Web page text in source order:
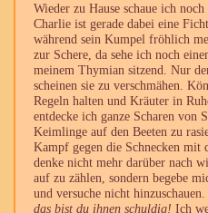
Wieder zu Hause schaue ich
Charlie ist gerade dabei eine
während sein Kumpel fröhlich
zur Schere, da sehe ich noch
meinem Thymian sitzend. Nur
scheinen sie zu verschmähen.
Regeln halten und Kräuter in
entdecke ich ganze Scharen von
Keimlinge auf den Beeten zu
Kampf gegen die Schnecken mit
denke nicht mehr darüber nach
auf zu zählen, sondern begebe
und versuche nicht hinzuschauen.
das bist du ihnen schuldig! Ich